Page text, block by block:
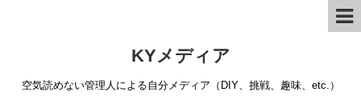
KYメディア
空気読めない管理人による自分メディア（DIY、挑戦、趣味、etc.）